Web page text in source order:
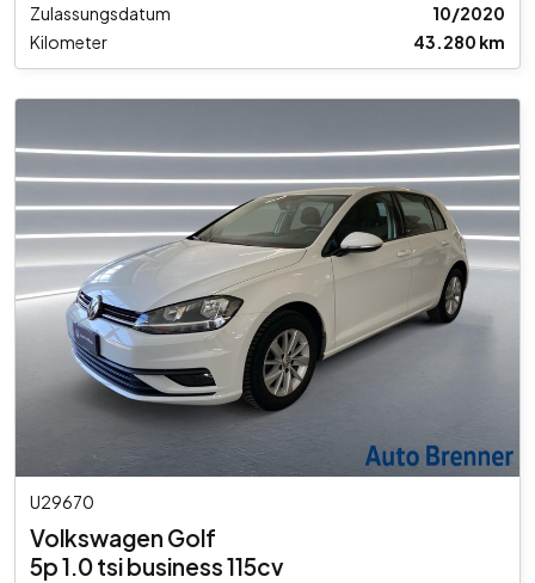
Zulassungsdatum
10/2020
Kilometer
43.280 km
U29670
Volkswagen Golf
5p 1.0 tsi business 115cv